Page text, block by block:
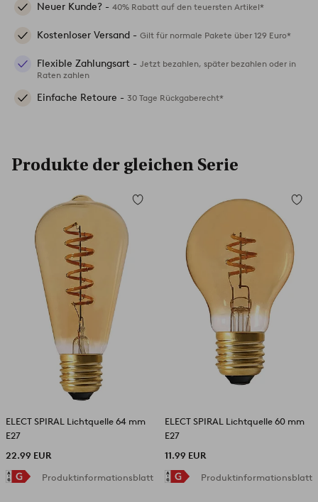
Neuer Kunde? - 40% Rabatt auf den teuersten Artikel*
Kostenloser Versand - Gilt für normale Pakete über 129 Euro*
Flexible Zahlungsart - Jetzt bezahlen, später bezahlen oder in
Raten zahlen
Einfache Retoure - 30 Tage Rückgaberecht*
Produkte der gleichen Serie
Zu
ELECT SPIRAL Lichtquelle 64 mm
E27
22.99 EUR
Produktinformationsblatt
Zu
ELECT SPIRAL Lichtquelle 60 mm
E27
11.99 EUR
Produktinformationsblatt